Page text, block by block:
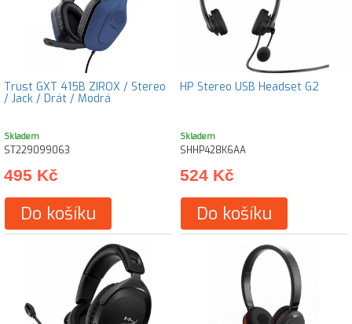
Trust GXT 415B ZIROX / Stereo
/ Jack / Drát / Modrá
Skladem
ST229099063
495 Kč
Do košíku
HP Stereo USB Headset G2
Skladem
SHHP428K6AA
524 Kč
Do košíku